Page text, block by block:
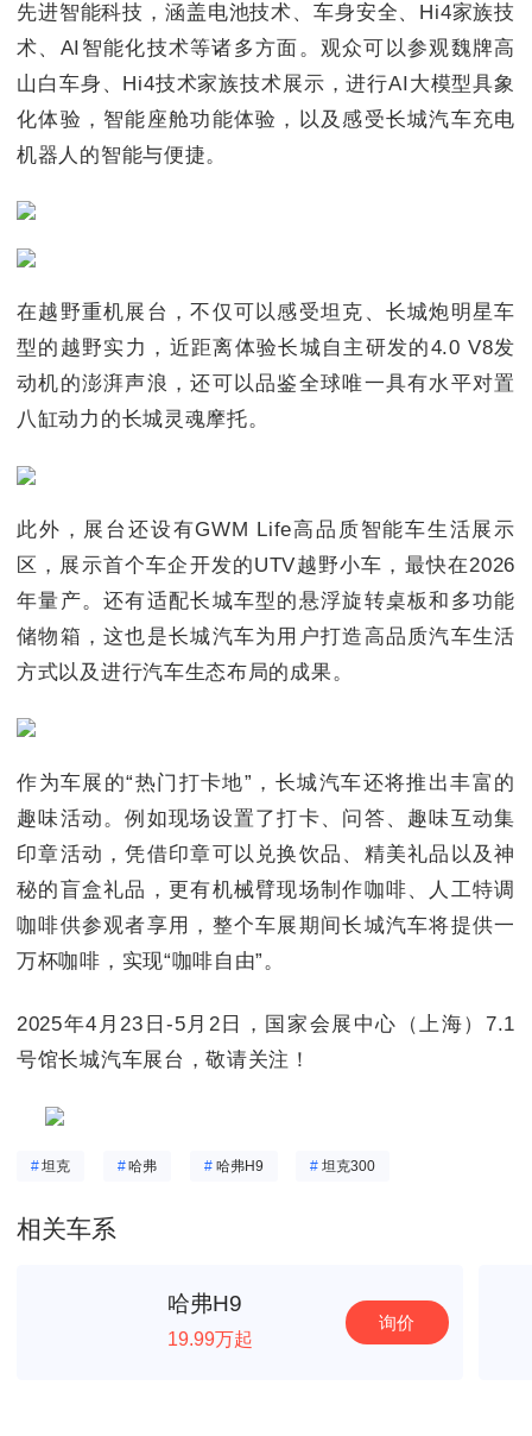
先进智能科技，涵盖电池技术、车身安全、Hi4家族技
术、AI智能化技术等诸多方面。观众可以参观魏牌高
山白车身、Hi4技术家族技术展示，进行AI大模型具象
化体验，智能座舱功能体验，以及感受长城汽车充电
机器人的智能与便捷。
在越野重机展台，不仅可以感受坦克、长城炮明星车
型的越野实力，近距离体验长城自主研发的4.0 V8发
动机的澎湃声浪，还可以品鉴全球唯一具有水平对置
八缸动力的长城灵魂摩托。
此外，展台还设有GWM Life高品质智能车生活展示
区，展示首个车企开发的UTV越野小车，最快在2026
年量产。还有适配长城车型的悬浮旋转桌板和多功能
储物箱，这也是长城汽车为用户打造高品质汽车生活
方式以及进行汽车生态布局的成果。
作为车展的“热门打卡地”，长城汽车还将推出丰富的
趣味活动。例如现场设置了打卡、问答、趣味互动集
印章活动，凭借印章可以兑换饮品、精美礼品以及神
秘的盲盒礼品，更有机械臂现场制作咖啡、人工特调
咖啡供参观者享用，整个车展期间长城汽车将提供一
万杯咖啡，实现“咖啡自由”。
2025年4月23日-5月2日，国家会展中心（上海）7.1
号馆长城汽车展台，敬请关注！
#坦克 #哈弗 # 哈弗H9 # 坦克300
相关车系
哈弗H9
19.99万起
询价